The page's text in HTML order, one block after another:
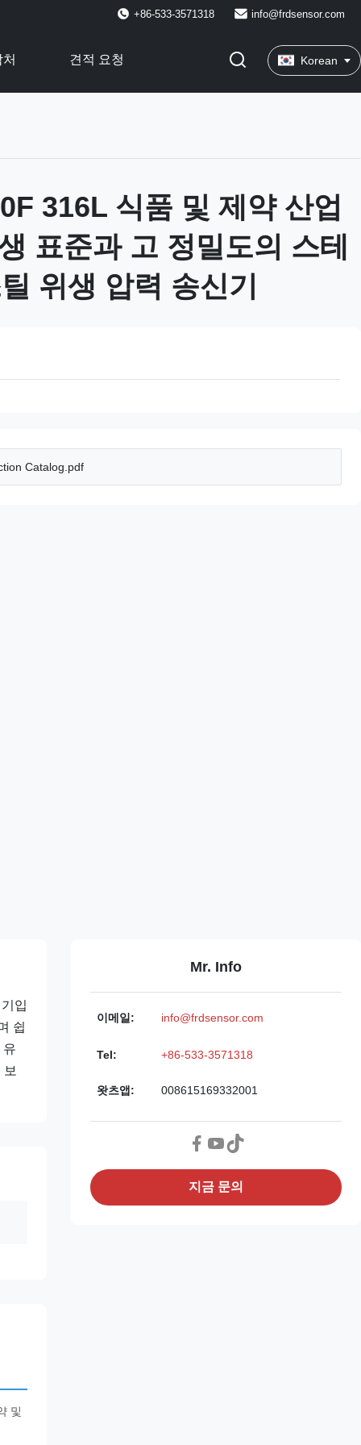
+86-533-3571318 info@frdsensor.com
견적 요청 Korean
316L 식품 및 제약 산업
표준과 고 정밀도의 스테
위생 압력 송신기
Catalog.pdf
입
쉽
유
및
Mr. Info
이메일: info@frdsensor.com
Tel: +86-533-3571318
왓츠앱: 008615169332001
지금 문의